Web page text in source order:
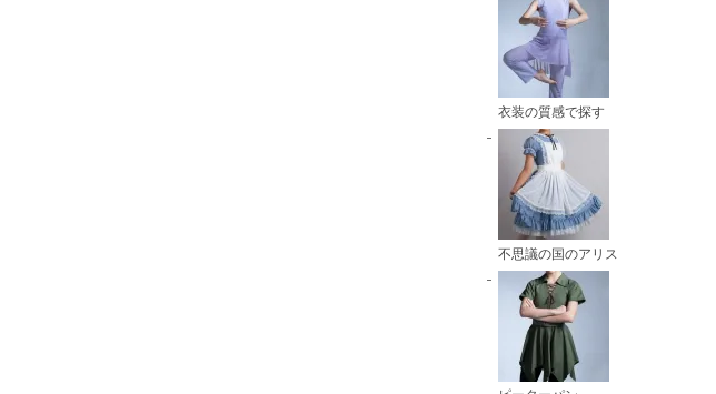
衣装の質感で探す
不思議の国のアリス